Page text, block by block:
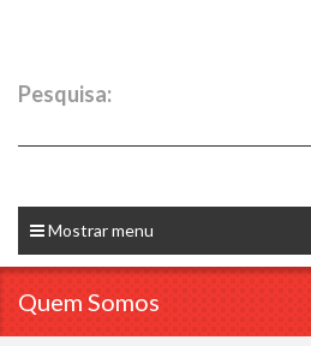
Pesquisa:
Mostrar menu
Quem Somos